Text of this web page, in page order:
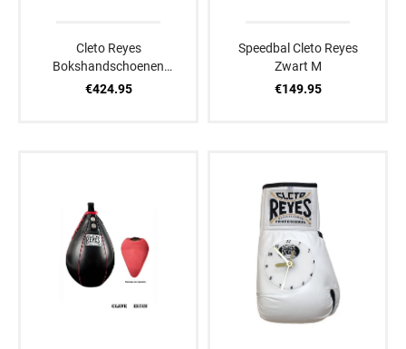
Cleto Reyes
Bokshandschoenen
Zwart/Goud
€424.95
Speedbal Cleto Reyes
Zwart M
€149.95